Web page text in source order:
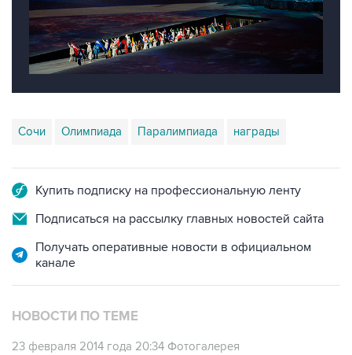
Сочи Олимпиада Паралимпиада награды
Купить подписку на профессиональную ленту
Подписаться на рассылку главных новостей сайта
Получать оперативные новости в официальном
канале
НОВОСТИ ПО ТЕМЕ
23 февраля 2014 года 20:34 Фотогалерея